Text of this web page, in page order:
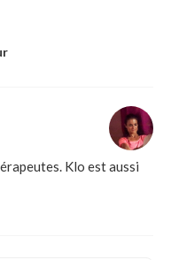
Klo est aussi